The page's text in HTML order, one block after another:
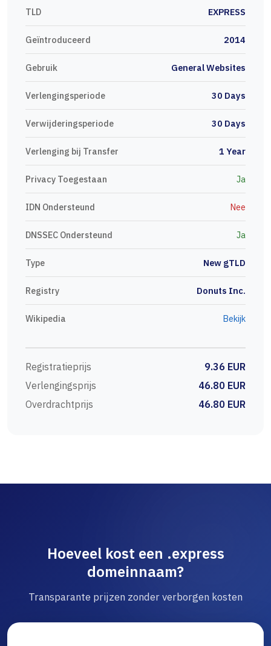
TLD EXPRESS
Geïntroduceerd 2014
Gebruik General Websites
Verlengingsperiode 30 Days
Verwijderingsperiode 30 Days
Verlenging bij Transfer 1 Year
Privacy Toegestaan Ja
IDN Ondersteund Nee
DNSSEC Ondersteund Ja
Type New gTLD
Registry Donuts Inc.
Wikipedia Bekijk
Registratieprijs
9.36 EUR
Verlengingsprijs
46.80 EUR
Overdrachtprijs
46.80 EUR
Hoeveel kost een .express
domeinnaam?
Transparante prijzen zonder verborgen kosten